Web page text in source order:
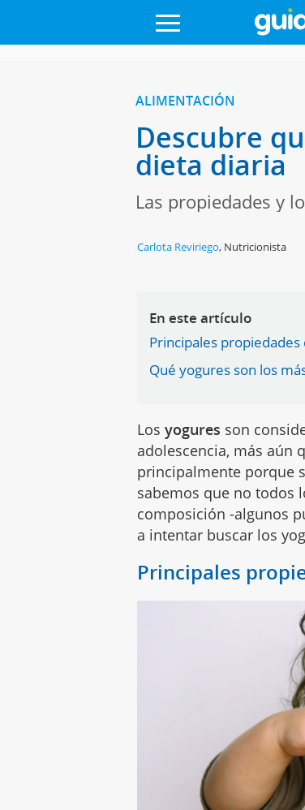
ALIMENTACIÓN
Descubre
dieta diaria
Las propiedades y
Carlota Reviriego, Nutricionista
En este artículo
Principales
Qué yogures son los
Los yogures son
adolescencia, más aún
principalmente porque
sabemos que no todos
composición -algunos
a intentar buscar los
Principales